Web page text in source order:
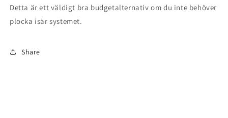
Detta är ett väldigt bra budgetalternativ om du inte behöver
plocka isär systemet.
Share